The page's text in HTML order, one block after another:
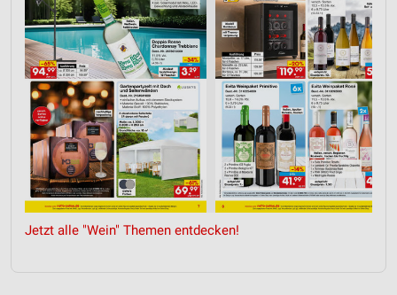
Jetzt alle "Wein" Themen entdecken!
Funktional
Werbung